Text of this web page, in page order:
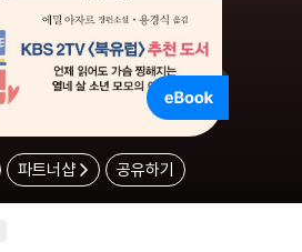
파트너샵 공유하기